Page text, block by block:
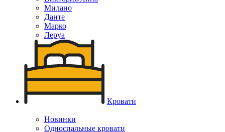
Милано
Данте
Марко
Леруа
Кровати
Новинки
Односпальные кровати